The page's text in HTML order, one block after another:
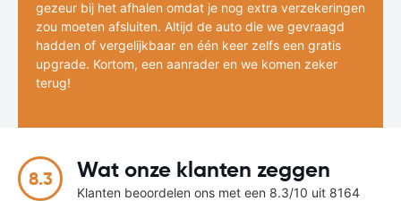
gezeur bij het afhalen omdat je nog extra verzekeringen
zou moeten afsluiten. Altijd de auto die we gevraagd
hadden of vergelijkbaar en één keer zelfs een gratis
upgrade. Kortom, een aanrader en we komen zeker
terug!
8.3 Wat onze klanten zeggen
Klanten beoordelen ons met een 8.3/10 uit 8164